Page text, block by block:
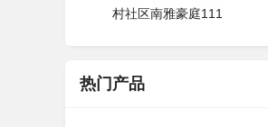
村社区南雅豪庭111
热门产品